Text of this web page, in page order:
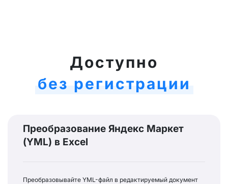
Доступно
без регистрации
Преобразование Яндекс Маркет
(YML) в Excel
Преобразовывайте YML-файл в редактируемый документ